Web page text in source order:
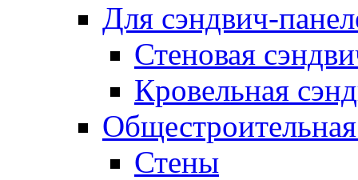
Для сэндвич-
Стеновая
Кровельная
Стены